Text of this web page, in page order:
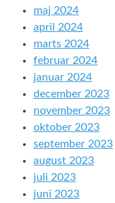
maj 2024
april 2024
marts 2024
februar 2024
januar 2024
december 2023
november 2023
oktober 2023
september 2023
august 2023
juli 2023
juni 2023